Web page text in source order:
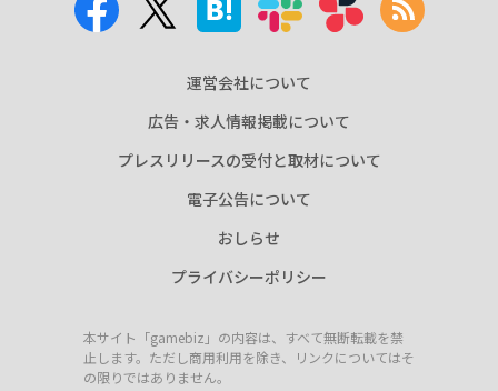
運営会社について
広告・求人情報掲載について
プレスリリースの受付と取材について
電子公告について
おしらせ
プライバシーポリシー
本サイト「gamebiz」の内容は、すべて無断転載を禁
止します。ただし商用利用を除き、リンクについてはそ
の限りではありません。